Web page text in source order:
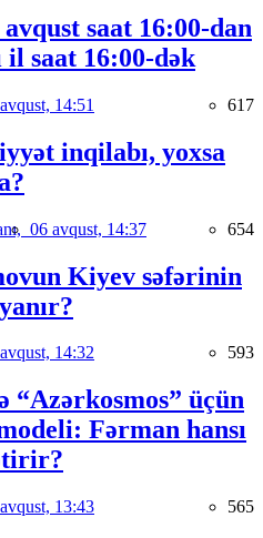
saat 16:00-dan
il saat 16:00-dək
14:51 617
inqilabı, yoxsa
06 avqust, 14:37 654
Kiyev səfərinin
14:32 593
“Azərkosmos” üçün
Fərman hansı
13:43 565